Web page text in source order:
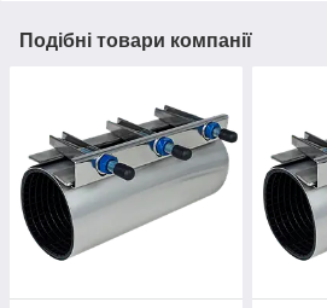
Подібні товари компанії